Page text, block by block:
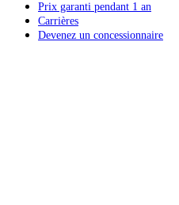
Prix garanti pendant 1 an
Carrières
Devenez un concessionnaire